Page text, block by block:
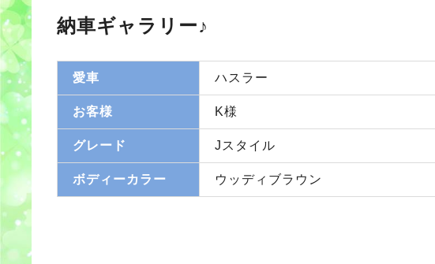
納車ギャラリー♪
愛車 ハスラー
お客様 K様
グレード Jスタイル
ボディーカラー ウッディブラウン